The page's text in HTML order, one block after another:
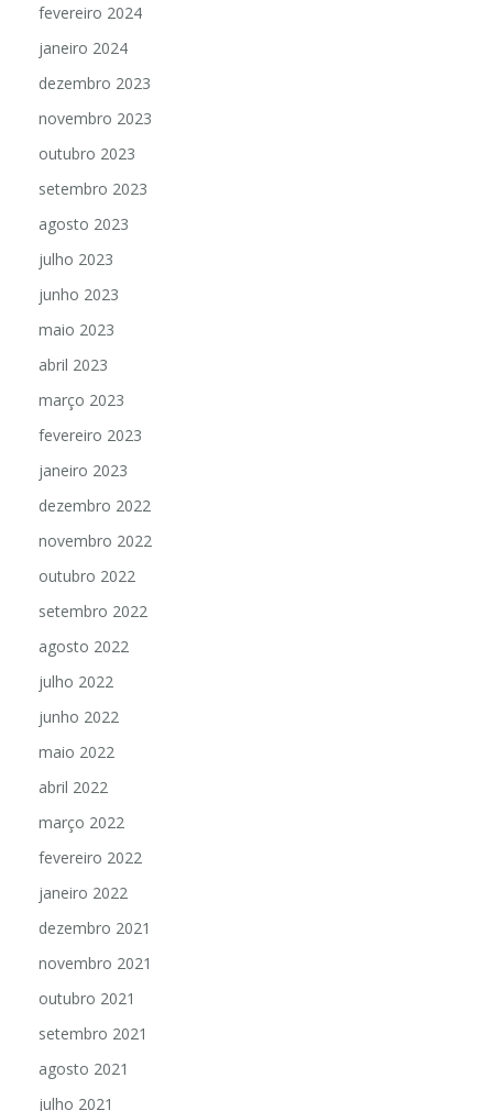
fevereiro 2024
janeiro 2024
dezembro 2023
novembro 2023
outubro 2023
setembro 2023
agosto 2023
julho 2023
junho 2023
maio 2023
abril 2023
março 2023
fevereiro 2023
janeiro 2023
dezembro 2022
novembro 2022
outubro 2022
setembro 2022
agosto 2022
julho 2022
junho 2022
maio 2022
abril 2022
março 2022
fevereiro 2022
janeiro 2022
dezembro 2021
novembro 2021
outubro 2021
setembro 2021
agosto 2021
julho 2021